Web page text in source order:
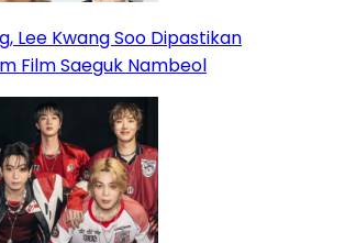
Lee Kwang Soo Dipastikan
Film Saeguk Nambeol